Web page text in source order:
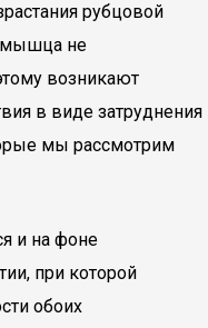
рубцовой
мышца не
возникают
в виде затруднения
мы рассмотрим
и на фоне
при которой
обоих